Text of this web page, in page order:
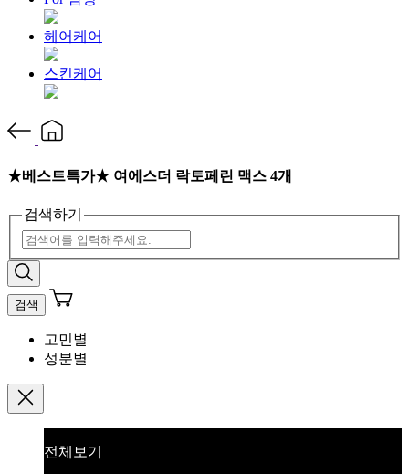
헤어케어
스킨케어
★베스트특가★ 여에스더 락토페린 맥스 4개
검색하기
검색
고민별
성분별
전체보기